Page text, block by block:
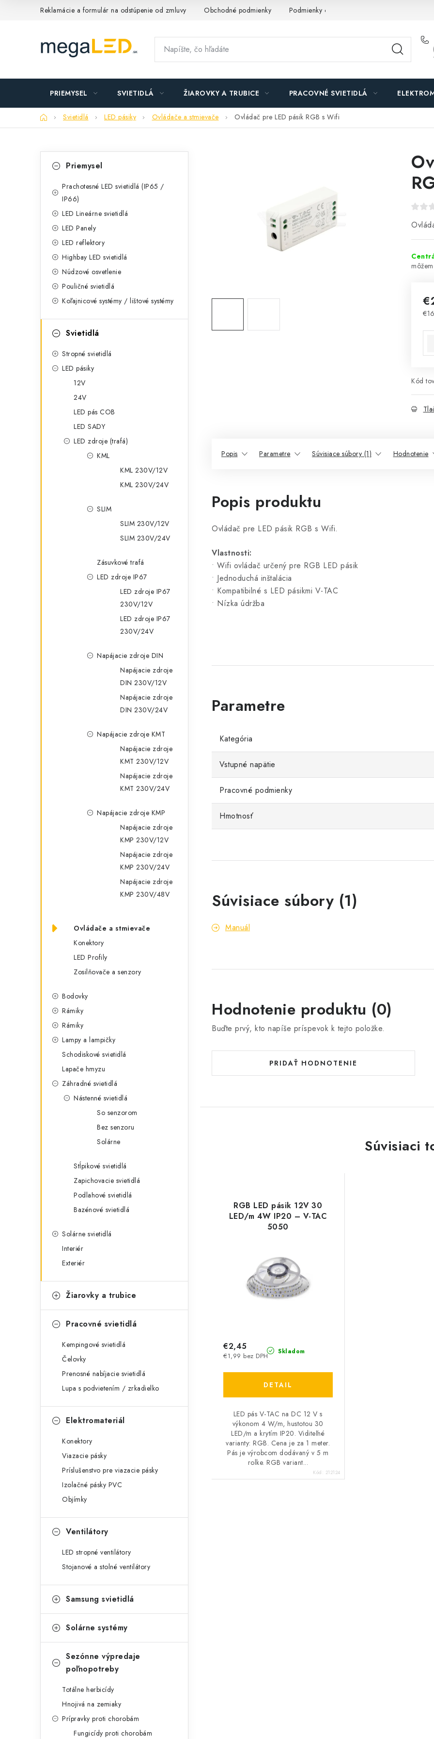
Reklamácie a formulár na odstúpenie od zmluvy Obchodné podmienky Podmienky ochrany osobných údajov
PRIEMYSEL SVIETIDLÁ ŽIAROVKY A TRUBICE PRACOVNÉ SVIETIDLÁ
DomovSvietidlá LED pásiky Ovládače a stmievače Ovládač pre LED pásik RGB s Wifi
l
kategóriePriemysel
Prachotesné LED svietidlá (IP65 /
IP66)
LED Lineárne svietidlá
LED Panely
LED reflektory
Highbay LED svietidlá
Núdzové osvetlenie
Pouličné svietidlá
Koľajnicové systémy / lištové systémy
Svietidlá
Stropné svietidlá
LED pásiky
12V
24V
LED pás COB
LED SADY
LED zdroje (trafá)
KML
KML 230V/12V
KML 230V/24V
SLIM
SLIM 230V/12V
SLIM 230V/24V
Zásuvkové trafá
LED zdroje IP67
LED zdroje IP67
230V/12V
LED zdroje IP67
230V/24V
Napájacie zdroje DIN
Napájacie zdroje
DIN 230V/12V
Napájacie zdroje
DIN 230V/24V
Napájacie zdroje KMT
Napájacie zdroje
KMT 230V/12V
Napájacie zdroje
KMT 230V/24V
Napájacie zdroje KMP
Napájacie zdroje
KMP 230V/12V
Napájacie zdroje
KMP 230V/24V
Napájacie zdroje
KMP 230V/48V
Ovládače a stmievače
Konektory
LED Profily
Zosilňovače a senzory
Bodovky
Rámiky
Rámiky
Lampy a lampičky
Schodiskové svietidlá
Lapače hmyzu
Záhradné svietidlá
Nástenné svietidlá
So senzorom
Bez senzoru
Solárne
Stĺpikové svietidlá
Zapichovacie svietidlá
Podlahové svietidlá
Bazénové svietidlá
Solárne svietidlá
Interiér
Exteriér
Žiarovky a trubice
Pracovné svietidlá
Kempingové svietidlá
Čelovky
Prenosné nabíjacie svietidlá
Lupa s podvietením / zrkadielko
Elektromateriál
Konektory
Viazacie pásky
Príslušenstvo pre viazacie pásky
Izolačné pásky PVC
Objímky
Ventilátory
LED stropné ventilátory
Stojanové a stolné ventilátory
Samsung svietidlá
Solárne systémy
Sezónne výpredaje
poľnopotreby
Totálne herbicídy
Hnojivá na zemiaky
Prípravky proti chorobám
Fungicídy proti chorobám
Kód
Popis Parametre Súvisiace súbory (1) Hodnotenie
Popis produktu
Ovládač pre LED pásik RGB s Wifi.
Vlastnosti:
• Wifi ovládač určený pre RGB LED pásik
• Jednoduchá inštalácia
• Kompatibilné s LED pásikmi V-TAC
• Nízka údržba
Kategória
Vstupné napätie
Pracovné podmienky
Hmotnosť
Súvisiace súbory (1)
Manuál
Hodnotenie produktu (0)
Buďte prvý, kto napíše príspevok k tejto položke.
PRIDAŤ HODNOTENIE
Súvisiaci
RGB LED pásik 12V 30
LED/m 4W IP20 – V-TAC
5050
Skladom
€1,99 bez DPH
€2,45
DETAIL
LED pás V-TAC na DC 12 V s
výkonom 4 W/m, hustotou 30
LED/m a krytím IP20. Viditeľné
varianty: RGB. Cena je za 1 meter.
Pás je výrobcom dodávaný v 5 m
rolke. RGB variant...
Kód: 212124